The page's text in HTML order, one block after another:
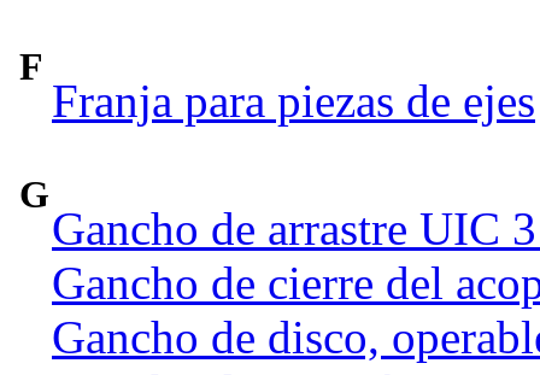
F
Franja para piezas de ejes
G
Gancho de arrastre UIC
Gancho de cierre del
Gancho de disco,